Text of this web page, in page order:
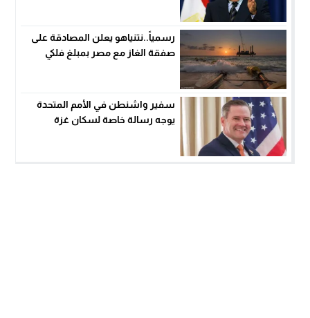
رسمياً..نتنياهو يعلن المصادقة على
صفقة الغاز مع مصر بمبلغ فلكي
سفير واشنطن في الأمم المتحدة
يوجه رسالة خاصة لسكان غزة